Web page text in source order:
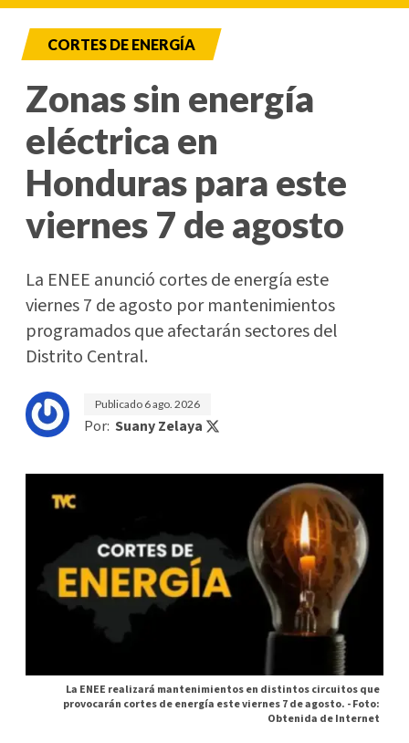
CORTES DE ENERGÍA
Zonas sin energía
eléctrica en
Honduras para este
viernes 7 de agosto
La ENEE anunció cortes de energía este
viernes 7 de agosto por mantenimientos
programados que afectarán sectores del
Distrito Central.
Publicado 6 ago. 2026
Por: Suany Zelaya
La ENEE realizará mantenimientos en distintos circuitos que
provocarán cortes de energía este viernes 7 de agosto. -Foto:
Obtenida de Internet